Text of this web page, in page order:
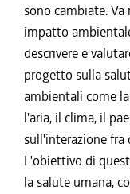
sono cambiate.
impatto
descrivere e
progetto sulla
ambientali come
l'aria, il clima, il
sull'interazione
L'obiettivo di
la salute umana,